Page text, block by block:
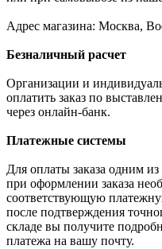
Адрес магазина: Москва,
Безналичный расчет
Организации и
оплатить заказ по
через онлайн-банк.
Платежные системы
Для оплаты заказа одним
при оформлении заказа
соответствующую
после подтверждения
складе вы получите
платежа на вашу почту.